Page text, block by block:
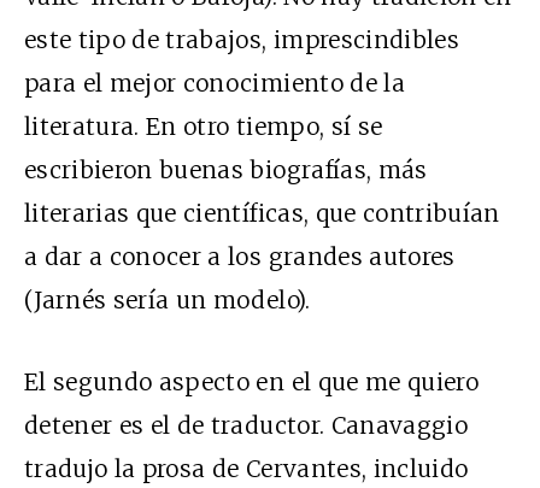
este tipo de trabajos, imprescindibles
para el mejor conocimiento de la
literatura. En otro tiempo, sí se
escribieron buenas biografías, más
literarias que científicas, que contribuían
a dar a conocer a los grandes autores
(Jarnés sería un modelo).
El segundo aspecto en el que me quiero
detener es el de traductor. Canavaggio
tradujo la prosa de Cervantes, incluido